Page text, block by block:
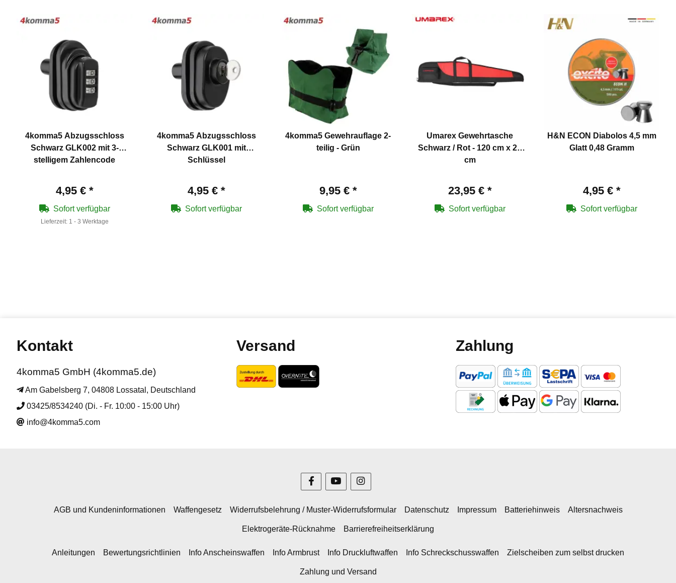
4komma5 Abzugsschloss
Schwarz GLK002 mit 3-
stelligem Zahlencode
4,95 € *
Sofort verfügbar
Lieferzeit: 1 - 3 Werktage
4komma5 Abzugsschloss
Schwarz GLK001 mit
Schlüssel
4,95 € *
Sofort verfügbar
4komma5 Gewehrauflage 2-
teilig - Grün
9,95 € *
Sofort verfügbar
Umarex Gewehrtasche
Schwarz / Rot - 120 cm x 25
cm
23,95 € *
Sofort verfügbar
H&N ECON Diabolos 4,5 mm
Glatt 0,48 Gramm
4,95 € *
Sofort verfügbar
Kontakt
4komma5 GmbH (4komma5.de)
Am Gabelsberg 7, 04808 Lossatal, Deutschland
03425/8534240 (Di. - Fr. 10:00 - 15:00 Uhr)
info@4komma5.com
Versand Zahlung
AGB und Kundeninformationen Waffengesetz Widerrufsbelehrung / Muster-Widerrufsformular Datenschutz Impressum Batteriehinweis Altersnachweis
Elektrogeräte-Rücknahme Barrierefreiheitserklärung
Anleitungen Bewertungsrichtlinien Info Anscheinswaffen Info Armbrust Info Druckluftwaffen Info Schreckschusswaffen Zielscheiben zum selbst drucken
Zahlung und Versand